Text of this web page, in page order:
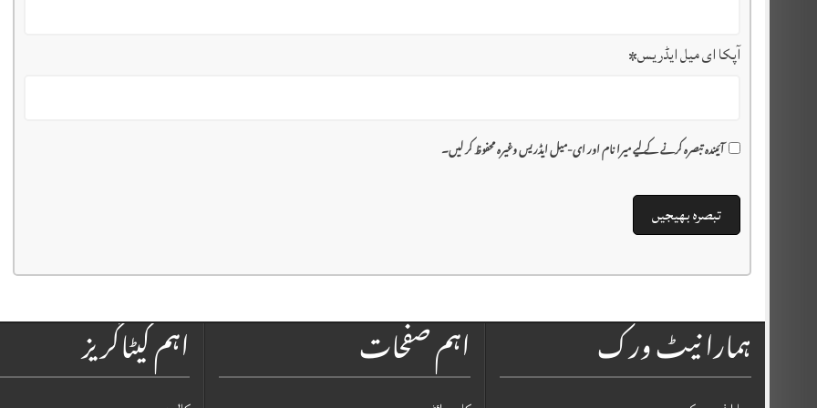
آپکا ای میل ایڈریس*
آئیندہ تبصرہ کرنے کے لیے میرا نام اور ای-میل ایڈریس وغیرہ محفوظ کر لیں۔
اہم کیٹاگریز اہم صفحات ہمارا نیٹ ورک